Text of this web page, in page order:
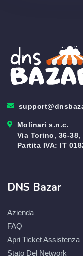
Molinari s.n.c.
Via Torino, 36-38,
Partita IVA: IT
DNS Bazar
Azienda
FAQ
Apri Ticket Assistenza
Stato Del Network